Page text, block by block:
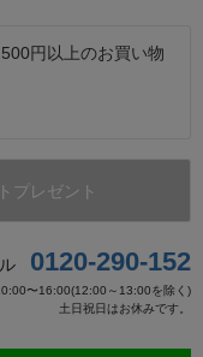
円以上のお買い物
プレゼント
0120-290-152
〜16:00(12:00～13:00を除く)
土日祝日はお休みです。